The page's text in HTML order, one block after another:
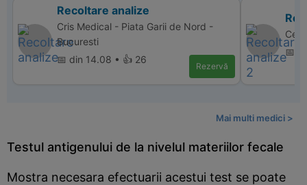
Recoltare analize
Cris Medical - Piata Garii de Nord -
Bucuresti
📅 din 14.08 • 👍 26
Rezervă
📅
Mai multi medici >
Testul antigenului de la nivelul materiilor fecale
Mostra necesara efectuarii acestui test se poate